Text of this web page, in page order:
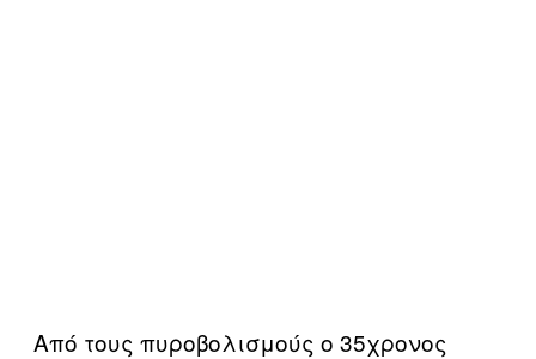
Από τους πυροβολισμούς ο 35χρονος